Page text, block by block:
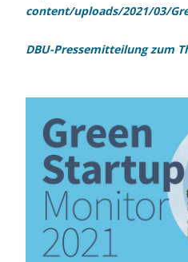
content/uploads/2021/03/
DBU-Pressemitteilung zum